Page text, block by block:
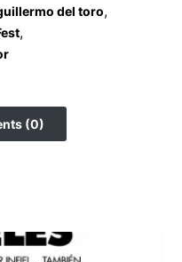
del toro,
,
(0)